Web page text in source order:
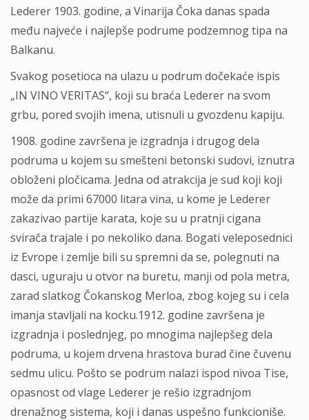
Lederer 1903. godine, a Vinarija Čoka danas spada
među najveće i najlepše podrume podzemnog tipa na
Balkanu.
Svakog posetioca na ulazu u podrum dočekaće ispis
„IN VINO VERITAS“, koji su braća Lederer na svom
grbu, pored svojih imena, utisnuli u gvozdenu kapiju.
1908. godine završena je izgradnja i drugog dela
podruma u kojem su smešteni betonski sudovi, iznutra
obloženi pločicama. Jedna od atrakcija je sud koji koji
može da primi 67000 litara vina, u kome je Lederer
zakazivao partije karata, koje su u pratnji cigana
svirača trajale i po nekoliko dana. Bogati veleposednici
iz Evrope i zemlje bili su spremni da se, polegnuti na
dasci, uguraju u otvor na buretu, manji od pola metra,
zarad slatkog Čokanskog Merloa, zbog kojeg su i cela
imanja stavljali na kocku.1912. godine završena je
izgradnja i poslednjeg, po mnogima najlepšeg dela
podruma, u kojem drvena hrastova burad čine čuvenu
sedmu ulicu. Pošto se podrum nalazi ispod nivoa Tise,
opasnost od vlage Lederer je rešio izgradnjom
drenažnog sistema, koji i danas uspešno funkcioniše.